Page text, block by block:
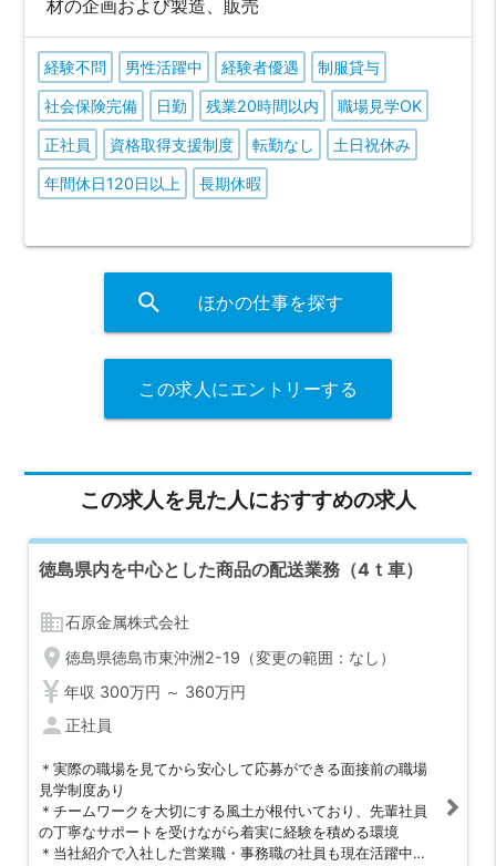
材の企画および製造、販売
経験不問 男性活躍中 経験者優遇 制服貸与
社会保険完備 日勤 残業20時間以内 職場見学OK
正社員 資格取得支援制度 転勤なし 土日祝休み
年間休日120日以上 長期休暇
ほかの仕事を探す
search
この求人にエントリーする
この求人を見た人におすすめの求人
徳島県内を中心とした商品の配送業務（4ｔ車）
business石原金属株式会社
location_on徳島県徳島市東沖洲2-19（変更の範囲：なし）
年収 300万円 ～ 360万円
person正社員
＊実際の職場を見てから安心して応募ができる面接前の職場
見学制度あり
＊チームワークを大切にする風土が根付いており、先輩社員
の丁寧なサポートを受けながら着実に経験を積める環境
＊当社紹介で入社した営業職・事務職の社員も現在活躍中で